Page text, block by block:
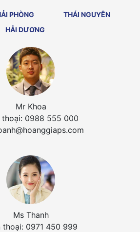
PHÒNG
THÁI NGUYÊN
HẢI DƯƠNG
Mr Khoa
0988 555 000
Ms Thanh
thoại: 0971 450 999